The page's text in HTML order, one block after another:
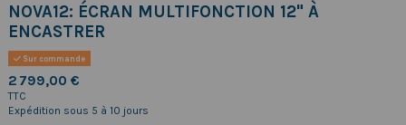
NOVA12: ÉCRAN MULTIFONCTION 12" À
ENCASTRER
Sur commande
2 799,00 €
TTC
Expédition sous 5 à 10 jours